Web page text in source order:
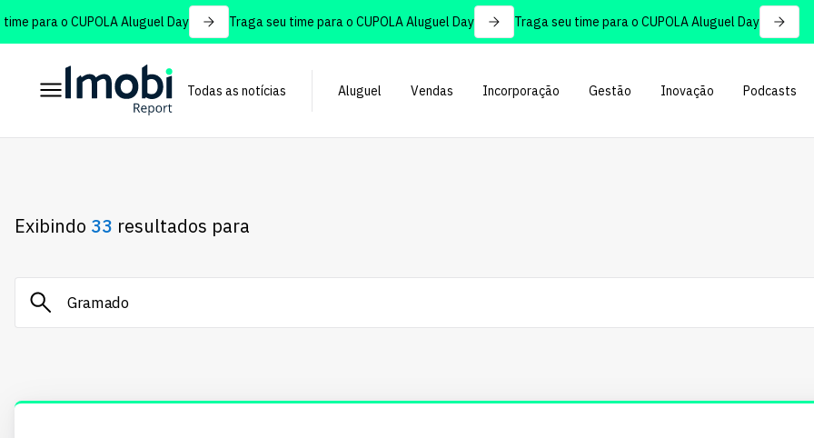
o CUPOLA Aluguel Day Traga seu time para o CUPOLA Aluguel Day Traga seu time para o CUPOLA Aluguel Day
Todas as notícias Aluguel Vendas Incorporação Gestão Inovação Podcasts
Exibindo 33 resultados para